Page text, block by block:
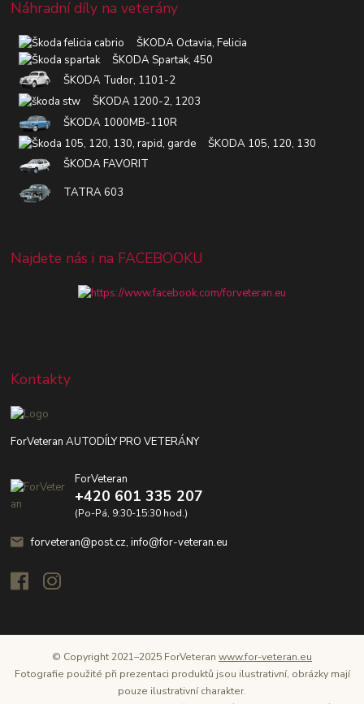
Náhradní díly na veterány
ŠKODA Octavia, Felicia
ŠKODA Spartak, 450
ŠKODA Tudor, 1101-2
ŠKODA 1200-2, 1203
ŠKODA 1000MB-110R
ŠKODA 105, 120, 130
ŠKODA FAVORIT
TATRA 603
Najdete nás i na FACEBOOKU
Kontakty
ForVeteran AUTODÍLY PRO VETERÁNY
ForVeteran
+420 601 335 207
(Po-Pá, 9:30-15:30 hod.)
forveteran@post.cz, info@for-veteran.eu
© Copyright 2021–2025 ForVeteran www.for-veteran.eu
Fotografie použité při prezentaci produktů jsou ilustrativní, obrázky mají
pouze ilustrativní charakter.